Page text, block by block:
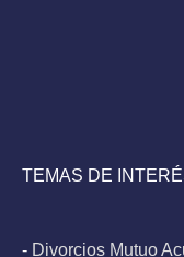
TEMAS DE
- Divorcios Mutuo